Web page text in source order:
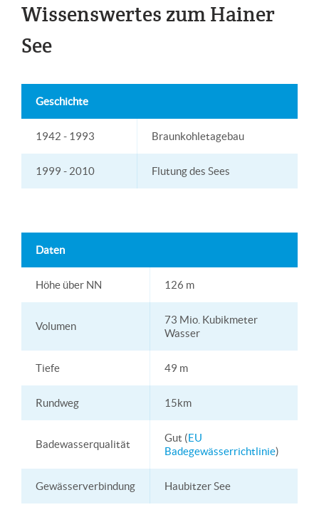
Wissenswertes zum Hainer
See
Geschichte
1942 - 1993 Braunkohletagebau
1999 - 2010 Flutung des Sees
Daten
Höhe über NN 126 m
Volumen
73 Mio. Kubikmeter
Wasser
Tiefe 49 m
Rundweg 15km
Badewasserqualität
Gut (EU
Badegewässerrichtlinie)
Gewässerverbindung Haubitzer See